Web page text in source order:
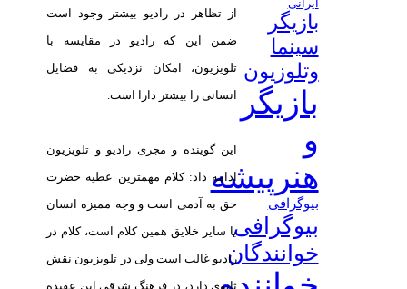
از تظاهر در رادیو بیشتر وجود است
ضمن این که رادیو در مقایسه با
تلویزیون، امکان نزدیکی به فضایل
انسانی را بیشتر دارا است.
این گوینده و مجری رادیو و تلویزیون
ادامه داد: کلام مهمترین عطیه حضرت
حق به آدمی است و وجه ممیزه انسان
با سایر خلایق همین کلام است، کلام در
رادیو غالب است ولی در تلویزیون نقش
ثانوی دارد، در فرهنگ شرقی این عقیده
ایرانی
بازیگر
سینما
وتلوزیون
بازیگر
و
هنرپیشه
بیوگرافی
بیوگرافی
خوانندگان